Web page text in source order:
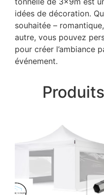
idées de décoration.
souhaitée –
autre, vous pouvez
pour créer l’ambiance
événement.